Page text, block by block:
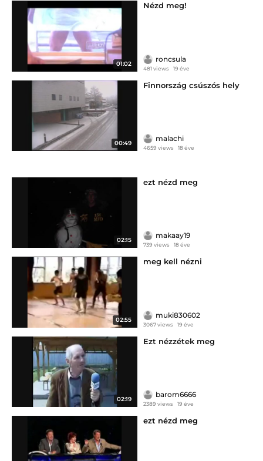
01:02
Nézd meg!
roncsula
481 views 19 éve
00:49
Finnország csúszós hely
malachi
4659 views 18 éve
02:15
ezt nézd meg
makaay19
739 views 18 éve
02:55
meg kell nézni
muki830602
3067 views 19 éve
02:19
Ezt nézzétek meg
barom6666
2389 views 19 éve
ezt nézd meg